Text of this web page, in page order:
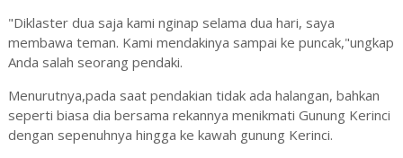
"Diklaster dua saja kami nginap selama dua hari, saya
membawa teman. Kami mendakinya sampai ke puncak,"ungkap
Anda salah seorang pendaki.
Menurutnya,pada saat pendakian tidak ada halangan, bahkan
seperti biasa dia bersama rekannya menikmati Gunung Kerinci
dengan sepenuhnya hingga ke kawah gunung Kerinci.